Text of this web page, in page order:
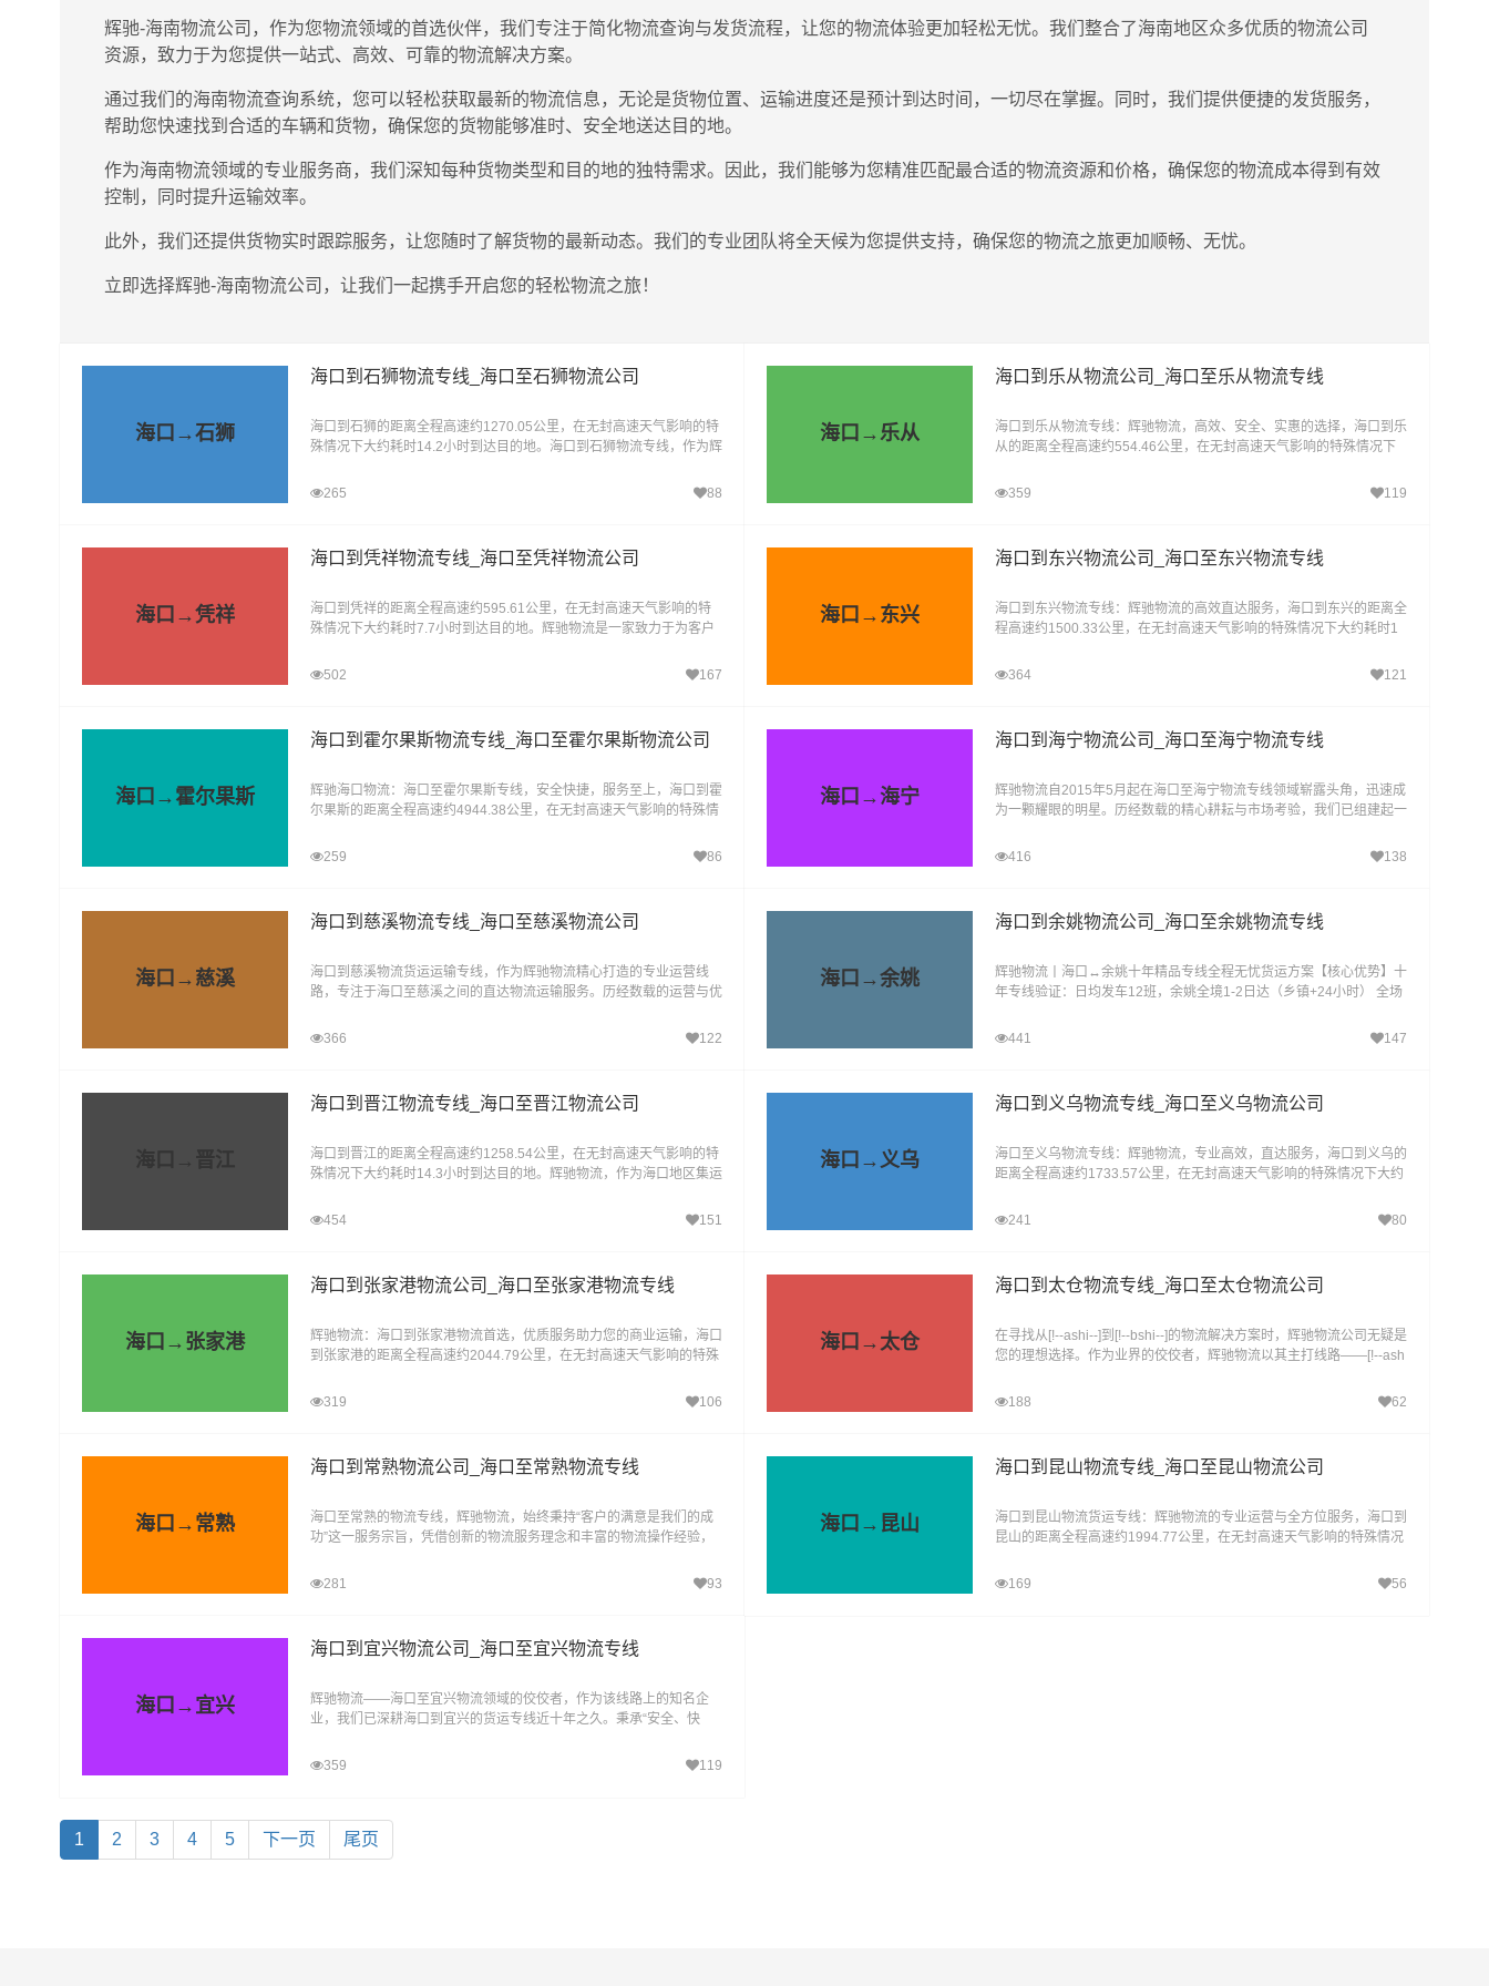
辉驰-海南物流公司，作为您物流领域的首选伙伴，我们专注于简化物流查询与发货流程，让您的物流体验更加轻松无忧。我们整合了海南地区众多优质的物流公司
资源，致力于为您提供一站式、高效、可靠的物流解决方案。
通过我们的海南物流查询系统，您可以轻松获取最新的物流信息，无论是货物位置、运输进度还是预计到达时间，一切尽在掌握。同时，我们提供便捷的发货服务，
帮助您快速找到合适的车辆和货物，确保您的货物能够准时、安全地送达目的地。
作为海南物流领域的专业服务商，我们深知每种货物类型和目的地的独特需求。因此，我们能够为您精准匹配最合适的物流资源和价格，确保您的物流成本得到有效
控制，同时提升运输效率。
此外，我们还提供货物实时跟踪服务，让您随时了解货物的最新动态。我们的专业团队将全天候为您提供支持，确保您的物流之旅更加顺畅、无忧。
立即选择辉驰-海南物流公司，让我们一起携手开启您的轻松物流之旅！
海口→石狮
海口到石狮物流专线_海口至石狮物流公司
海口到石狮的距离全程高速约1270.05公里，在无封高速天气影响的特
殊情况下大约耗时14.2小时到达目的地。海口到石狮物流专线，作为辉
265
88
海口→乐从
海口到乐从物流公司_海口至乐从物流专线
海口到乐从物流专线：辉驰物流，高效、安全、实惠的选择，海口到乐
从的距离全程高速约554.46公里，在无封高速天气影响的特殊情况下
359
119
海口→凭祥
海口到凭祥物流专线_海口至凭祥物流公司
海口到凭祥的距离全程高速约595.61公里，在无封高速天气影响的特
殊情况下大约耗时7.7小时到达目的地。辉驰物流是一家致力于为客户
502
167
海口→东兴
海口到东兴物流公司_海口至东兴物流专线
海口到东兴物流专线：辉驰物流的高效直达服务，海口到东兴的距离全
程高速约1500.33公里，在无封高速天气影响的特殊情况下大约耗时1
364
121
海口→霍尔果斯
海口到霍尔果斯物流专线_海口至霍尔果斯物流公司
辉驰海口物流：海口至霍尔果斯专线，安全快捷，服务至上，海口到霍
尔果斯的距离全程高速约4944.38公里，在无封高速天气影响的特殊情
259
86
海口→海宁
海口到海宁物流公司_海口至海宁物流专线
辉驰物流自2015年5月起在海口至海宁物流专线领域崭露头角，迅速成
为一颗耀眼的明星。历经数载的精心耕耘与市场考验，我们已组建起一
416
138
海口→慈溪
海口到慈溪物流专线_海口至慈溪物流公司
海口到慈溪物流货运运输专线，作为辉驰物流精心打造的专业运营线
路，专注于海口至慈溪之间的直达物流运输服务。历经数载的运营与优
366
122
海口→余姚
海口到余姚物流公司_海口至余姚物流专线
‌辉驰物流丨海口↔余姚十年精品专线全程无忧货运方案‌【核心优势】‌十
年专线验证‌：日均发车12班，余姚全境1-2日达（乡镇+24小时） 全场
441
147
海口→晋江
海口到晋江物流专线_海口至晋江物流公司
海口到晋江的距离全程高速约1258.54公里，在无封高速天气影响的特
殊情况下大约耗时14.3小时到达目的地。辉驰物流，作为海口地区集运
454
151
海口→义乌
海口到义乌物流专线_海口至义乌物流公司
海口至义乌物流专线：辉驰物流，专业高效，直达服务，海口到义乌的
距离全程高速约1733.57公里，在无封高速天气影响的特殊情况下大约
241
80
海口→张家港
海口到张家港物流公司_海口至张家港物流专线
辉驰物流：海口到张家港物流首选，优质服务助力您的商业运输，海口
到张家港的距离全程高速约2044.79公里，在无封高速天气影响的特殊
319
106
海口→太仓
海口到太仓物流专线_海口至太仓物流公司
在寻找从[!--ashi--]到[!--bshi--]的物流解决方案时，辉驰物流公司无疑是
您的理想选择。作为业界的佼佼者，辉驰物流以其主打线路——[!--ash
188
62
海口→常熟
海口到常熟物流公司_海口至常熟物流专线
海口至常熟的物流专线，辉驰物流，始终秉持“客户的满意是我们的成
功”这一服务宗旨，凭借创新的物流服务理念和丰富的物流操作经验，
281
93
海口→昆山
海口到昆山物流专线_海口至昆山物流公司
海口到昆山物流货运专线：辉驰物流的专业运营与全方位服务，海口到
昆山的距离全程高速约1994.77公里，在无封高速天气影响的特殊情况
169
56
海口→宜兴
海口到宜兴物流公司_海口至宜兴物流专线
辉驰物流——海口至宜兴物流领域的佼佼者，作为该线路上的知名企
业，我们已深耕海口到宜兴的货运专线近十年之久。秉承“安全、快
359
119
1 2 3 4 5 下一页 尾页